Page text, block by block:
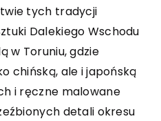
tych tradycji
Dalekiego Wschodu
w Toruniu, gdzie
chińską, ale i japońską
i ręczne malowane
detali okresu